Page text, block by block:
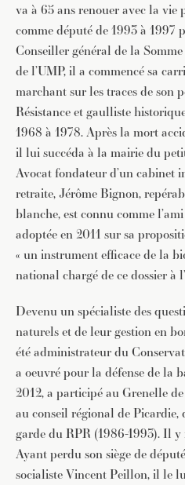
va à 65 ans renouer avec la vie
comme député de 1993 à 1997
Conseiller général de la
de l’UMP, il a commencé sa
marchant sur les traces de son
Résistance et gaulliste
1968 à 1978. Après la mort
il lui succéda à la mairie du
Avocat fondateur d’un cabinet
retraite, Jérôme Bignon,
blanche, est connu comme
adoptée en 2011 sur sa
« un instrument efficace de la
national chargé de ce dossier à
Devenu un spécialiste des
naturels et de leur gestion en
été administrateur du
a oeuvré pour la défense de la
2012, a participé au Grenelle
au conseil régional de
garde du RPR (1986-1993). Il
Ayant perdu son siège de
socialiste Vincent Peillon, il le